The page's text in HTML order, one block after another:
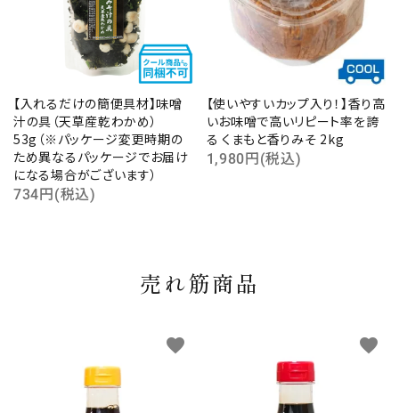
【入れるだけの簡便具材】味噌
汁の具（天草産乾わかめ）
53g（※パッケージ変更時期の
ため異なるパッケージでお届け
になる場合がございます）
734円(税込)
【使いやすいカップ入り！】香り高
いお味噌で高いリピート率を誇
る くまもと香りみそ 2kg
1,980円(税込)
売れ筋商品
favorite favorite